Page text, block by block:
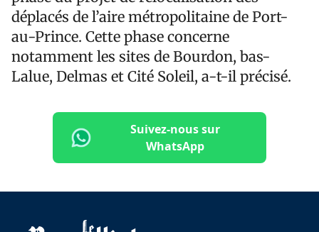
déplacés de l’aire métropolitaine de Port-
au-Prince. Cette phase concerne
notamment les sites de Bourdon, bas-
Lalue, Delmas et Cité Soleil, a-t-il précisé.
Suivez-nous sur
WhatsApp